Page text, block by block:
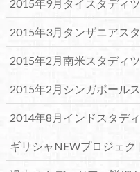
2015年9月タイスタディ
2015年3月タンザニアス
2015年2月南米スタディ
2015年2月シンガポール
2014年8月インドスタデ
ギリシャNEWプロジェク